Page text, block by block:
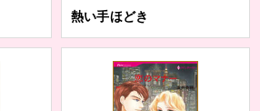
熱い手ほどき